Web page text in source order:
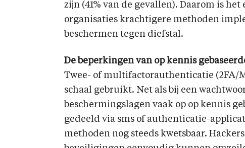
zijn (41% van de gevallen). Daarom is
organisaties krachtigere methoden
beschermen tegen diefstal.
De beperkingen van op kennis
Twee- of multifactorauthenticatie (2FA/
schaal gebruikt. Net als bij een
beschermingslagen vaak op op kennis
gedeeld via sms of authenticatie-
methoden nog steeds kwetsbaar.